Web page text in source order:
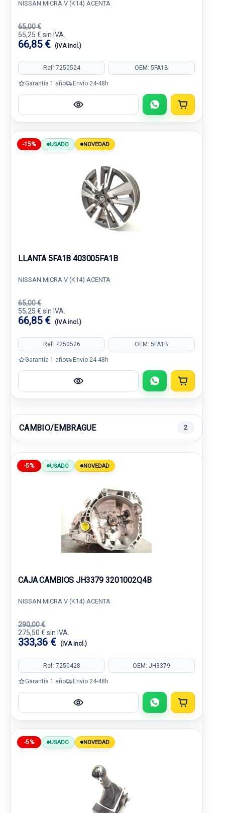
NISSAN MICRA V (K14) ACENTA
65,00 €
55,25 € sin IVA.
66,85 € (IVA incl.)
Ref: 7250524 OEM: 5FA1B
Garantía 1 año Envío 24-48h
-15% USADO NOVEDAD
LLANTA 5FA1B 403005FA1B
NISSAN MICRA V (K14) ACENTA
65,00 €
55,25 € sin IVA.
66,85 € (IVA incl.)
Ref: 7250526 OEM: 5FA1B
Garantía 1 año Envío 24-48h
CAMBIO/EMBRAGUE 2
-5% USADO NOVEDAD
CAJA CAMBIOS JH3379 3201002Q4B
NISSAN MICRA V (K14) ACENTA
290,00 €
275,50 € sin IVA.
333,36 € (IVA incl.)
Ref: 7250428 OEM: JH3379
Garantía 1 año Envío 24-48h
-5% USADO NOVEDAD